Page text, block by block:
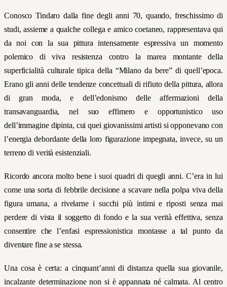
Conosco Tindaro dalla fine degli anni 70, quando, freschissimo di
studi, assieme a qualche collega e amico coetaneo, rappresentava qui
da noi con la sua pittura intensamente espressiva un momento
polemico di viva resistenza contro la marea montante della
superficialità culturale tipica della “Milano da bere” di quell’epoca.
Erano gli anni delle tendenze concettuali di rifiuto della pittura, allora
di gran moda, e dell’edonismo delle affermazioni della
transavanguardia, nel suo effimero e opportunistico uso
dell’immagine dipinta, cui quei giovanissimi artisti si opponevano con
l’energia debordante della loro figurazione impegnata, invece, su un
terreno di verità esistenziali.
Ricordo ancora molto bene i suoi quadri di quegli anni. C’era in lui
come una sorta di febbrile decisione a scavare nella polpa viva della
figura umana, a rivelarne i succhi più intimi e riposti senza mai
perdere di vista il soggetto di fondo e la sua verità effettiva, senza
consentire che l’enfasi espressionistica montasse a tal punto da
diventare fine a se stessa.
Una cosa è certa: a cinquant’anni di distanza quella sua giovanile,
incalzante determinazione non si è appannata né calmata. Al centro